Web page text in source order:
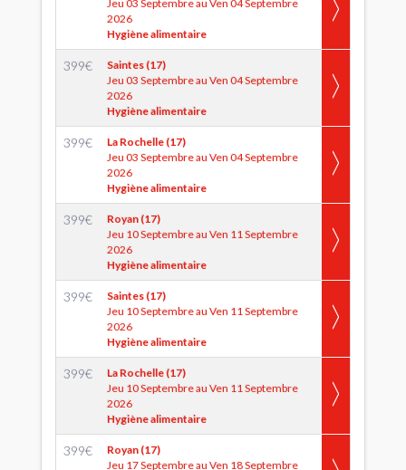
Jeu 03 Septembre au Ven 04 Septembre
2026
Hygiène alimentaire
399€
Saintes (17)
Jeu 03 Septembre au Ven 04 Septembre
2026
Hygiène alimentaire
399€
La Rochelle (17)
Jeu 03 Septembre au Ven 04 Septembre
2026
Hygiène alimentaire
399€
Royan (17)
Jeu 10 Septembre au Ven 11 Septembre
2026
Hygiène alimentaire
399€
Saintes (17)
Jeu 10 Septembre au Ven 11 Septembre
2026
Hygiène alimentaire
399€
La Rochelle (17)
Jeu 10 Septembre au Ven 11 Septembre
2026
Hygiène alimentaire
399€
Royan (17)
Jeu 17 Septembre au Ven 18 Septembre